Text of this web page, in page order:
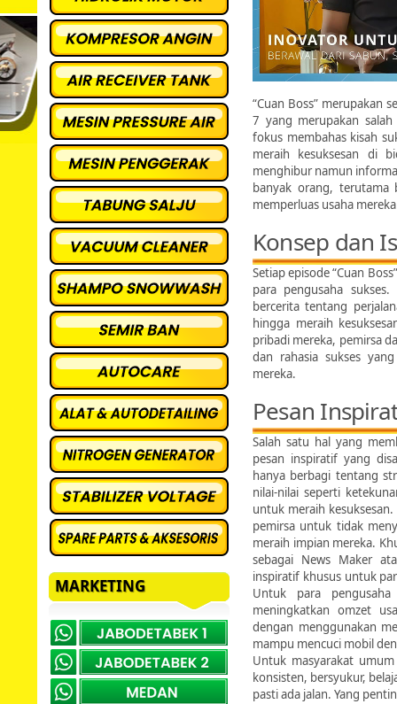
“Cuan Boss” merupakan
7 yang merupakan
fokus membahas kisah
meraih kesuksesan di
menghibur namun
banyak orang, terutama
memperluas usaha
Konsep dan
Setiap episode “Cuan
para pengusaha
bercerita tentang
hingga meraih
pribadi mereka, pemirsa
dan rahasia sukses
mereka.
Pesan
Salah satu hal yang
pesan inspiratif yang
hanya berbagi tentang
nilai-nilai seperti
untuk meraih
pemirsa untuk tidak
meraih impian mereka.
sebagai News Maker
inspiratif khusus untuk
Untuk para
meningkatkan omzet
dengan menggunakan
mampu mencuci mobil
Untuk masyarakat
konsisten, bersyukur,
pasti ada jalan. Yang
MARKETING